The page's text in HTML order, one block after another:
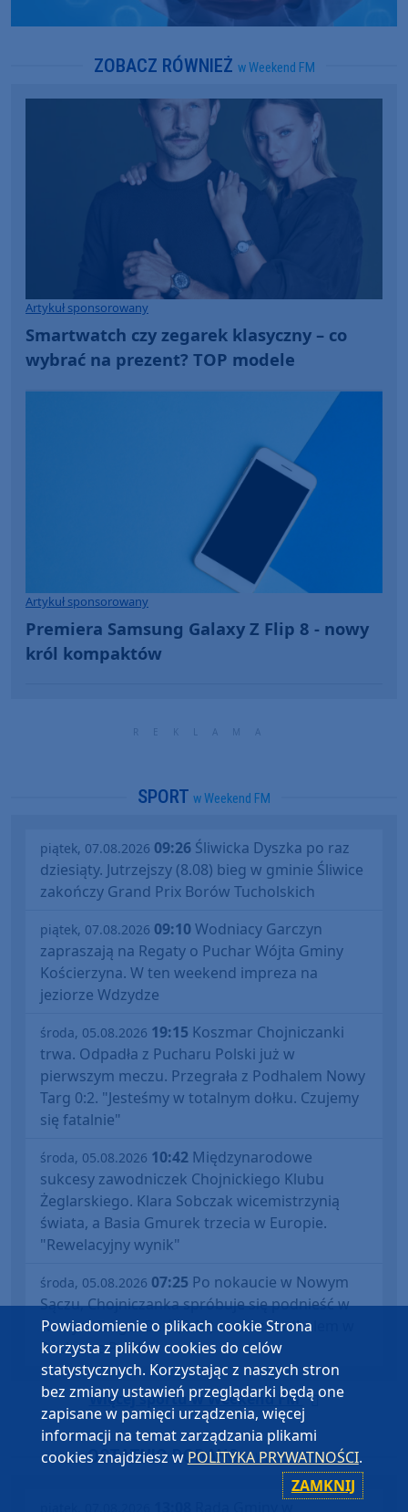
ZOBACZ RÓWNIEŻ w Weekend FM
Artykuł sponsorowany
Smartwatch czy zegarek klasyczny – co
wybrać na prezent? TOP modele
Artykuł sponsorowany
Premiera Samsung Galaxy Z Flip 8 - nowy
król kompaktów
SPORT w Weekend FM
piątek, 07.08.2026 09:26 Śliwicka Dyszka po raz
dziesiąty. Jutrzejszy (8.08) bieg w gminie Śliwice
zakończy Grand Prix Borów Tucholskich
piątek, 07.08.2026 09:10Wodniacy Garczyn
zapraszają na Regaty o Puchar Wójta Gminy
Kościerzyna. W ten weekend impreza na
jeziorze Wdzydze
środa, 05.08.2026 19:15 Koszmar Chojniczanki
trwa. Odpadła z Pucharu Polski już w
pierwszym meczu. Przegrała z Podhalem Nowy
Targ 0:2. "Jesteśmy w totalnym dołku. Czujemy
się fatalnie"
środa, 05.08.2026 10:42 Międzynarodowe
sukcesy zawodniczek Chojnickiego Klubu
Żeglarskiego. Klara Sobczak wicemistrzynią
świata, a Basia Gmurek trzecia w Europie.
"Rewelacyjny wynik"
środa, 05.08.2026 07:25 Po nokaucie w Nowym
Sączu, Chojniczanka spróbuje się podnieść w
Nowym Targu. Dziś (5.08) mecz z Podhalem w
Pucharze Polski
Więcej sportu w Weekend FM
OSTATNIO DODANOw Weekend FM
Powiadomienie o plikach cookie Strona
korzysta z plików cookies do celów
statystycznych. Korzystając z naszych stron
bez zmiany ustawień przeglądarki będą one
zapisane w pamięci urządzenia, więcej
informacji na temat zarządzania plikami
cookies znajdziesz w POLITYKA PRYWATNOŚCI.
ZAMKNIJ